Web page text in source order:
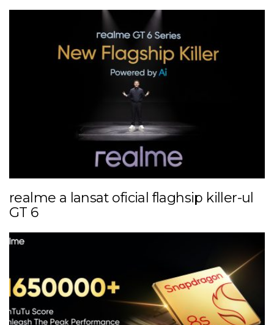
realme a lansat oficial flaghsip killer-ul
GT 6